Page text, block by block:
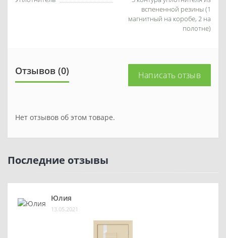
вспененной резины (1
магнитный на коробе, 2 на
полотне)
Отзывов (0) Написать отзыв
Нет отзывов об этом товаре.
Последние отзывы
Юлия
13.05.2021